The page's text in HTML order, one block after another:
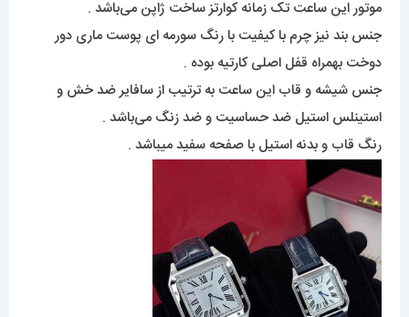
موتور این ساعت تک زمانه کوارتز ساخت ژاپن می‌باشد .
جنس بند نیز چرم با کیفیت با رنگ سورمه ای پوست ماری دور
دوخت بهمراه قفل اصلی کارتیه بوده .
جنس شیشه و قاب این ساعت به ترتیب از سافایر ضد خش و
استینلس استیل ضد حساسیت و ضد زنگ می‌باشد .
رنگ قاب و بدنه استیل با صفحه سفید میباشد .